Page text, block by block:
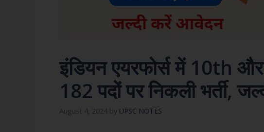
इंडियन एयरफोर्स में 10th
182 पदों पर निकली भर्ती,
August 4, 2024 by UPSC NOTES